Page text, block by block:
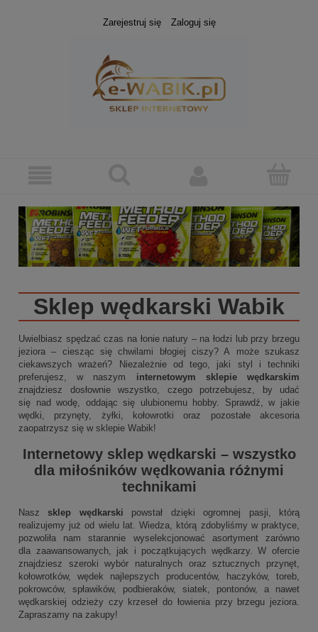
Zarejestruj się Zaloguj się
Sklep wędkarski Wabik
Uwielbiasz spędzać czas na łonie natury – na łodzi lub przy brzegu
jeziora – ciesząc się chwilami błogiej ciszy? A może szukasz
ciekawszych wrażeń? Niezależnie od tego, jaki styl i techniki
preferujesz, w naszym internetowym sklepie wędkarskim
znajdziesz dosłownie wszystko, czego potrzebujesz, by udać
się nad wodę, oddając się ulubionemu hobby. Sprawdź, w jakie
wędki, przynęty, żyłki, kołowrotki oraz pozostałe akcesoria
zaopatrzysz się w sklepie Wabik!
Internetowy sklep wędkarski – wszystko
dla miłośników wędkowania różnymi
technikami
Naszsklep wędkarski powstał dzięki ogromnej pasji, którą
realizujemy już od wielu lat. Wiedza, którą zdobyliśmy w praktyce,
pozwoliła nam starannie wyselekcjonować asortyment zarówno
dla zaawansowanych, jak i początkujących wędkarzy. W ofercie
znajdziesz szeroki wybór naturalnych oraz sztucznych przynęt,
kołowrotków, wędek najlepszych producentów, haczyków, toreb,
pokrowców, spławików, podbieraków, siatek, pontonów, a nawet
wędkarskiej odzieży czy krzeseł do łowienia przy brzegu jeziora.
Zapraszamy na zakupy!